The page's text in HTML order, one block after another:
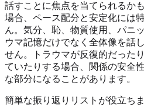
話すことに焦点を当てられるか
場合、ペース配分と安定化には
ん。気分、恥、物質使用、パニ
ウマ記憶だけでなく全体像を話
せん。トラウマが反復的だった
ていたりする場合、関係の安全
な部分になることがあります。
簡単な振り返りリストが役立ちま